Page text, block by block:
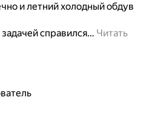
и летний холодный обдув
справился… Читать